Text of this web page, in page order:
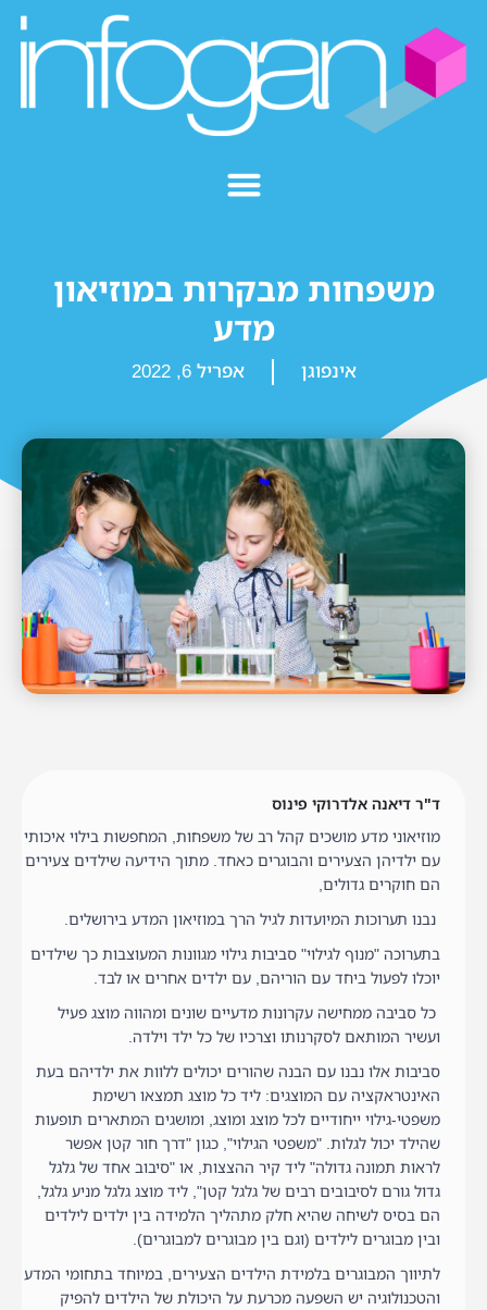
משפחות מבקרות במוזיאון
מדע
אינפוגן אפריל 6, 2022
ד"ר דיאנה אלדרוקי פינוס
מוזיאוני מדע מושכים קהל רב של משפחות, המחפשות בילוי איכותי
עם ילדיהן הצעירים והבוגרים כאחד. מתוך הידיעה שילדים צעירים
הם חוקרים גדולים,
נבנו תערוכות המיועדות לגיל הרך במוזיאון המדע בירושלים.
בתערוכה "מנוף לגילוי" סביבות גילוי מגוונות המעוצבות כך שילדים
יוכלו לפעול ביחד עם הוריהם, עם ילדים אחרים או לבד.
כל סביבה ממחישה עקרונות מדעיים שונים ומהווה מוצג פעיל
ועשיר המותאם לסקרנותו וצרכיו של כל ילד וילדה.
סביבות אלו נבנו עם הבנה שהורים יכולים ללוות את ילדיהם בעת
האינטראקציה עם המוצגים: ליד כל מוצג תמצאו רשימת
משפטי-גילוי ייחודיים לכל מוצג ומוצג, ומושגים המתארים תופעות
שהילד יכול לגלות. "משפטי הגילוי", כגון "דרך חור קטן אפשר
לראות תמונה גדולה" ליד קיר ההצצות, או "סיבוב אחד של גלגל
גדול גורם לסיבובים רבים של גלגל קטן", ליד מוצג גלגל מניע גלגל,
הם בסיס לשיחה שהיא חלק מתהליך הלמידה בין ילדים לילדים
ובין מבוגרים לילדים (וגם בין מבוגרים למבוגרים).
לתיווך המבוגרים בלמידת הילדים הצעירים, במיוחד בתחומי המדע
והטכנולוגיה יש השפעה מכרעת על היכולת של הילדים להפיק